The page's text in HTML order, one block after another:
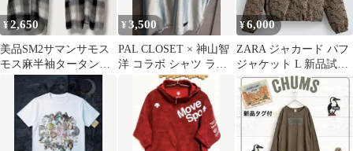
¥2,650
美品SM2サマンサモス
モス麻半袖タータンチ
ェック柄ダブルポケッ
トリネンワンピース
¥3,500
PAL CLOSET × 神山智
洋 コラボ シャツ ライ
トブルー 試着のみ
¥6,000
ZARA ジャカード パフ
ジャケット L 新品試着
のみ 短丈 海外ストリー
ト